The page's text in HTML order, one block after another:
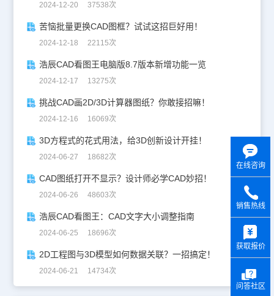
2024-12-20 37538次
苦恼批量更换CAD图框？试试这招巨好用！
2024-12-18 22115次
浩辰CAD看图王电脑版8.7版本新增功能一览
2024-12-17 13275次
挑战CAD画2D/3D计算器图纸？你敢接招嘛！
2024-12-16 16069次
3D方程式的花式用法，给3D创新设计开挂！
2024-06-27 18682次
CAD图纸打开不显示？设计师必学CAD妙招！
2024-06-26 48603次
浩辰CAD看图王：CAD文字大小调整指南
2024-06-25 18696次
2D工程图与3D模型如何数据关联？一招搞定！
2024-06-21 14734次
在线咨询
销售热线
获取报价
问答社区